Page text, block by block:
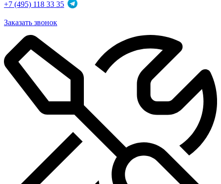
+7 (495) 118 33 35
Заказать звонок